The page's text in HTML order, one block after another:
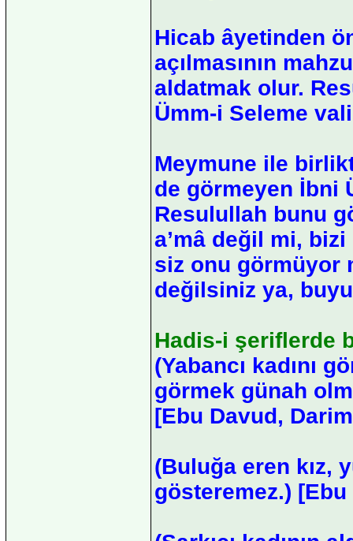
Hicab âyetinden
açılmasının
aldatmak olur.
Ümm-i Seleme
Meymune ile
de görmeyen İbni
Resulullah bunu
a’mâ değil mi,
siz onu görmüyor
değilsiniz ya,
Hadis-i şeriflerde
(Yabancı kadını
görmek günah
[Ebu Davud,
(Buluğa eren kız,
gösteremez.)